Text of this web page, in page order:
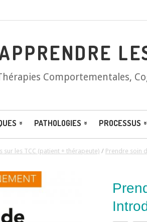
Comportementales,
PATHOLOGIES PROCESSUS
sur les TCC (patient + thérapeute) / Prendre soin